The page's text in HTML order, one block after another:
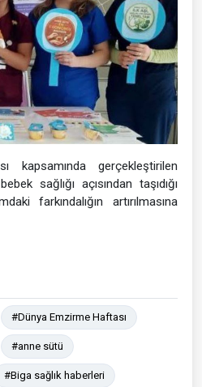
kapsamında gerçekleştirilen
sağlığı açısından taşıdığı
farkındalığın artırılmasına
#Dünya Emzirme Haftası
#anne sütü
#Biga sağlık haberleri